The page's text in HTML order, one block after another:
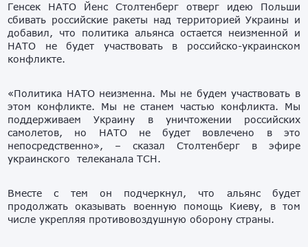
Генсек НАТО Йенс Столтенберг отверг идею Польши
сбивать российские ракеты над территорией Украины и
добавил, что политика альянса остается неизменной и
НАТО не будет участвовать в российско-украинском
конфликте.
«Политика НАТО неизменна. Мы не будем участвовать в
этом конфликте. Мы не станем частью конфликта. Мы
поддерживаем Украину в уничтожении российских
самолетов, но НАТО не будет вовлечено в это
непосредственно», – сказал Столтенберг в эфире
украинского телеканала ТСН.
Вместе с тем он подчеркнул, что альянс будет
продолжать оказывать военную помощь Киеву, в том
числе укрепляя противовоздушную оборону страны.